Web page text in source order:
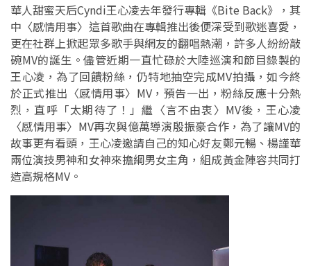
華人甜蜜天后Cyndi王心凌去年發行專輯《Bite Back》，其
中〈感情用事〉這首歌曲在專輯推出後便深受到歌迷喜愛，
更在社群上掀起眾多歌手與網友的翻唱熱潮，許多人紛紛敲
碗MV的誕生。儘管近期一直忙碌於大陸巡演和節目錄製的
王心凌，為了回饋粉絲，仍特地抽空完成MV拍攝，如今終
於正式推出〈感情用事〉MV，預告一出，粉絲反應十分熱
烈，直呼「太期待了！」繼〈言不由衷〉MV後，王心凌
〈感情用事〉MV再次與億萬導演殷振豪合作，為了讓MV的
故事更有看頭，王心凌邀請自己的知心好友鄭元暢、楊謹華
兩位演技男神和女神來擔綱男女主角，組成黃金陣容共同打
造高規格MV。